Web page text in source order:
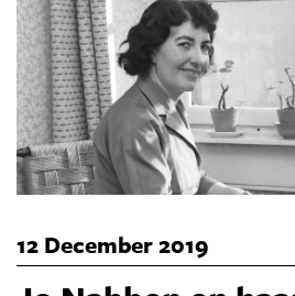
12 December 2019